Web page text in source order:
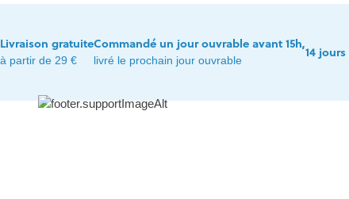
Livraison gratuite
à partir de 29 €
Commandé un jour ouvrable avant 15h,
livré le prochain jour ouvrable
14 jours